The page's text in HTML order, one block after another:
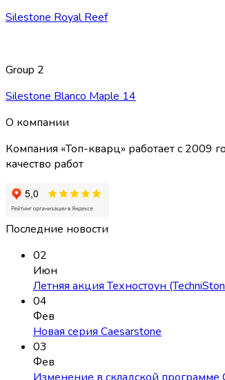
Silestone Royal Reef
Group 2
Silestone Blanco Maple 14
О компании
Компания «Топ-кварц» работает с
качество работ
Последние новости
02
Июн
Летняя акция Техностоун
04
Фев
Новая серия Caesarstone
03
Фев